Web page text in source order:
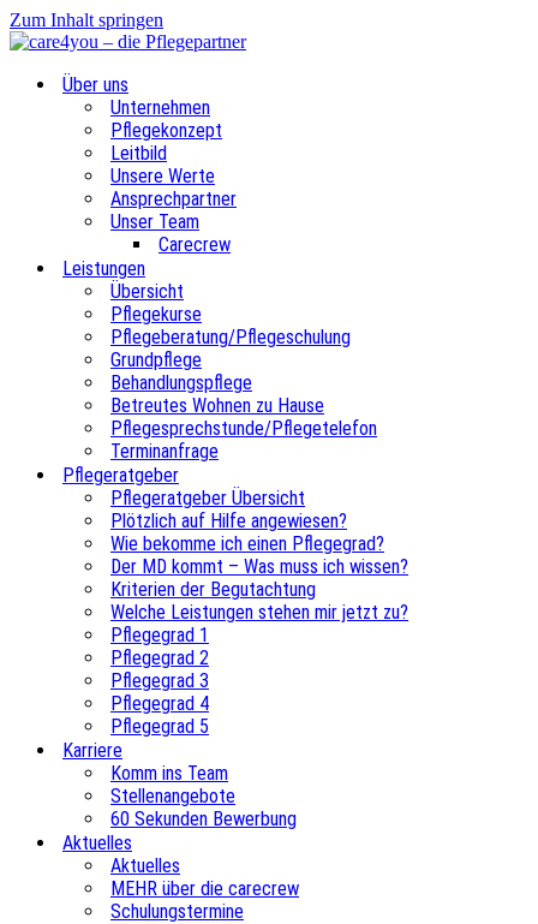
Zum Inhalt springen
Über uns
Unternehmen
Pflegekonzept
Leitbild
Unsere Werte
Ansprechpartner
Unser Team
Carecrew
Leistungen
Übersicht
Pflegekurse
Pflegeberatung/Pflegeschulung
Grundpflege
Behandlungspflege
Betreutes Wohnen zu Hause
Pflegesprechstunde/Pflegetelefon
Terminanfrage
Pflegeratgeber
Pflegeratgeber Übersicht
Plötzlich auf Hilfe angewiesen?
Wie bekomme ich einen Pflegegrad?
Der MD kommt – Was muss ich wissen?
Kriterien der Begutachtung
Welche Leistungen stehen mir jetzt zu?
Pflegegrad 1
Pflegegrad 2
Pflegegrad 3
Pflegegrad 4
Pflegegrad 5
Karriere
Komm ins Team
Stellenangebote
60 Sekunden Bewerbung
Aktuelles
Aktuelles
MEHR über die carecrew
Schulungstermine